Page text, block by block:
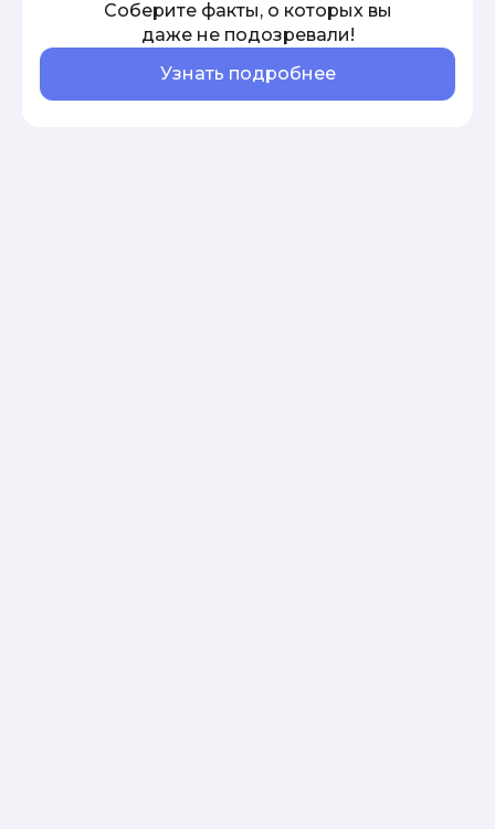
Соберите факты, о которых вы
даже не подозревали!
Узнать подробнее